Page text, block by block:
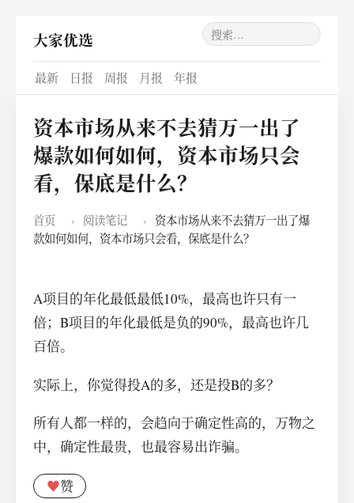
大家优选
最新 日报 周报 月报 年报
资本市场从来不去猜万一出了
爆款如何如何，资本市场只会
看，保底是什么？
首页 › 阅读笔记 ›
资本市场从来不去猜万一出了爆
款如何如何，资本市场只会看，保底是什么？
A项目的年化最低最低10%，最高也许只有一
倍；B项目的年化最低是负的90%，最高也许几
百倍。
实际上，你觉得投A的多，还是投B的多？
所有人都一样的，会趋向于确定性高的，万物之
中，确定性最贵，也最容易出诈骗。
♥赞